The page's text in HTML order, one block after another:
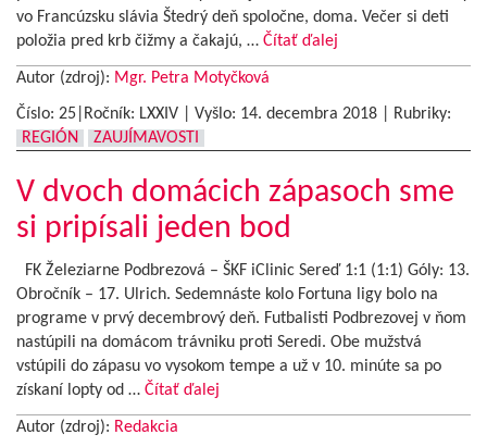
vo Francúzsku slávia Štedrý deň spoločne, doma. Večer si deti
položia pred krb čižmy a čakajú, … Čítať ďalej
Autor (zdroj): Mgr. Petra Motyčková
Číslo: 25|Ročník: LXXIV | Vyšlo: 14. decembra 2018
Rubriky:
REGIÓN
ZAUJÍMAVOSTI
V dvoch domácich zápasoch sme
si pripísali jeden bod
FK Železiarne Podbrezová – ŠKF iClinic Sereď 1:1 (1:1) Góly: 13.
Obročník – 17. Ulrich. Sedemnáste kolo Fortuna ligy bolo na
programe v prvý decembrový deň. Futbalisti Podbrezovej v ňom
nastúpili na domácom trávniku proti Seredi. Obe mužstvá
vstúpili do zápasu vo vysokom tempe a už v 10. minúte sa po
získaní lopty od … Čítať ďalej
Autor (zdroj): Redakcia